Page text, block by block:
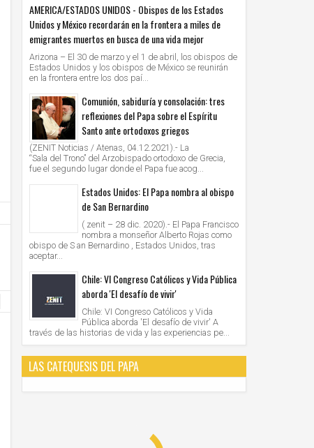
12 Nov 12 Nov
AMERICA/ESTADOS UNIDOS - Obispos de los Estados
Unidos y México recordarán en la frontera a miles de
emigrantes muertos en busca de una vida mejor
Arizona – El 30 de marzo y el 1 de abril, los obispos de
Estados Unidos y los obispos de México se reunirán
en la frontera entre los dos paí...
Comunión, sabiduría y consolación: tres
reflexiones del Papa sobre el Espíritu
Santo ante ortodoxos griegos
(ZENIT Noticias / Atenas, 04.12.2021).- La
“Sala del Trono” del Arzobispado ortodoxo de Grecia,
fue el segundo lugar donde el Papa fue acog...
Estados Unidos: El Papa nombra al obispo
de San Bernardino
( zenit – 28 dic. 2020).- El Papa Francisco
nombra a monseñor Alberto Rojas como
obispo de S an Bernardino , Estados Unidos, tras
aceptar...
Chile: VI Congreso Católicos y Vida Pública
aborda 'El desafío de vivir'
Chile: VI Congreso Católicos y Vida
Pública aborda 'El desafío de vivir' A
través de las historias de vida y las experiencias pe...
LAS CATEQUESIS DEL PAPA